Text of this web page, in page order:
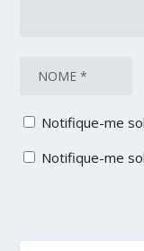
Notifique-me
Notifique-me